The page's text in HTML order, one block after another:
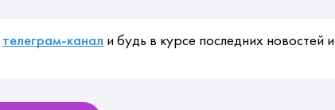
телеграм-канал и будь в курсе последних новостей и